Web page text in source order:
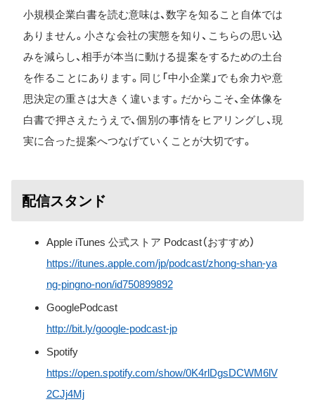
小規模企業白書を読む意味は、数字を知ること自体では
ありません。小さな会社の実態を知り、こちらの思い込
みを減らし、相手が本当に動ける提案をするための土台
を作ることにあります。同じ「中小企業」でも余力や意
思決定の重さは大きく違います。だからこそ、全体像を
白書で押さえたうえで、個別の事情をヒアリングし、現
実に合った提案へつなげていくことが大切です。
配信スタンド
Apple iTunes 公式ストア Podcast（おすすめ）
https://itunes.apple.com/jp/podcast/zhong-shan-ya
ng-pingno-non/id750899892
GooglePodcast
http://bit.ly/google-podcast-jp
Spotify
https://open.spotify.com/show/0K4rlDgsDCWM6lV
2CJj4Mj